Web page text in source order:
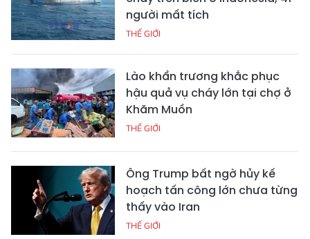
người mất tích
THẾ GIỚI
Lào khẩn trương khắc phục
hậu quả vụ cháy lớn tại chợ ở
Khăm Muồn
THẾ GIỚI
Ông Trump bất ngờ hủy kế
hoạch tấn công lớn chưa từng
thấy vào Iran
THẾ GIỚI